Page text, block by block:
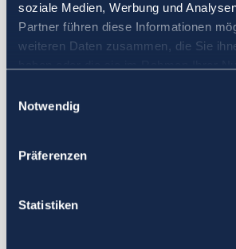
soziale Medien, Werbung und
Partner führen diese Informationen
weiteren Daten zusammen, die Sie
Notwendig
Präferenzen
Statistiken